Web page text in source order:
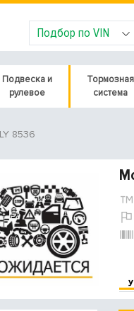
Подбор по VIN
Подвеска и
рулевое
Тормозная
система
8536